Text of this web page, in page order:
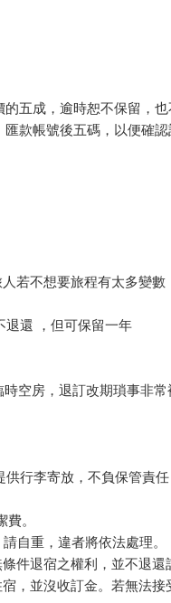
五成，逾時恕不保留，也
款帳號後五碼，以便確認
若不想要旅程有太多變
退還 ，但可保留一年
空房，退訂改期瑣事非
供行李寄放，不負保管責任
。
自重，違者將依法處理。
件退宿之權利，並不退還
，並沒收訂金。若無法